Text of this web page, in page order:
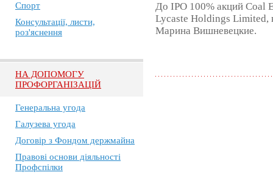
Спорт
Консультації, листи,
роз'яснення
НА ДОПОМОГУ
ПРОФОРГАНІЗАЦІЙ
Генеральна угода
Галузева угода
Договір з Фондом держмайна
Правові основи діяльності
Профспілки
До IPO 100% акций Coal
Lycaste Holdings Limited,
Марина Вишневецкие.